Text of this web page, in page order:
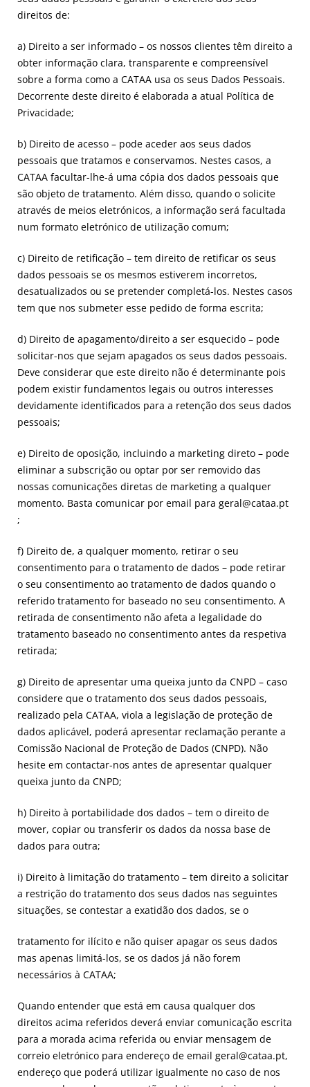
direitos de:
a) Direito a ser informado – os nossos clientes têm direito a
obter informação clara, transparente e compreensível
sobre a forma como a CATAA usa os seus Dados Pessoais.
Decorrente deste direito é elaborada a atual Política de
Privacidade;
b) Direito de acesso – pode aceder aos seus dados
pessoais que tratamos e conservamos. Nestes casos, a
CATAA facultar-lhe-á uma cópia dos dados pessoais que
são objeto de tratamento. Além disso, quando o solicite
através de meios eletrónicos, a informação será facultada
num formato eletrónico de utilização comum;
c) Direito de retificação – tem direito de retificar os seus
dados pessoais se os mesmos estiverem incorretos,
desatualizados ou se pretender completá-los. Nestes casos
tem que nos submeter esse pedido de forma escrita;
d) Direito de apagamento/direito a ser esquecido – pode
solicitar-nos que sejam apagados os seus dados pessoais.
Deve considerar que este direito não é determinante pois
podem existir fundamentos legais ou outros interesses
devidamente identificados para a retenção dos seus dados
pessoais;
e) Direito de oposição, incluindo a marketing direto – pode
eliminar a subscrição ou optar por ser removido das
nossas comunicações diretas de marketing a qualquer
momento. Basta comunicar por email para geral@cataa.pt
;
f) Direito de, a qualquer momento, retirar o seu
consentimento para o tratamento de dados – pode retirar
o seu consentimento ao tratamento de dados quando o
referido tratamento for baseado no seu consentimento. A
retirada de consentimento não afeta a legalidade do
tratamento baseado no consentimento antes da respetiva
retirada;
g) Direito de apresentar uma queixa junto da CNPD – caso
considere que o tratamento dos seus dados pessoais,
realizado pela CATAA, viola a legislação de proteção de
dados aplicável, poderá apresentar reclamação perante a
Comissão Nacional de Proteção de Dados (CNPD). Não
hesite em contactar-nos antes de apresentar qualquer
queixa junto da CNPD;
h) Direito à portabilidade dos dados – tem o direito de
mover, copiar ou transferir os dados da nossa base de
dados para outra;
i) Direito à limitação do tratamento – tem direito a solicitar
a restrição do tratamento dos seus dados nas seguintes
situações, se contestar a exatidão dos dados, se o
tratamento for ilícito e não quiser apagar os seus dados
mas apenas limitá-los, se os dados já não forem
necessários à CATAA;
Quando entender que está em causa qualquer dos
direitos acima referidos deverá enviar comunicação escrita
para a morada acima referida ou enviar mensagem de
correio eletrónico para endereço de email geral@cataa.pt,
endereço que poderá utilizar igualmente no caso de nos